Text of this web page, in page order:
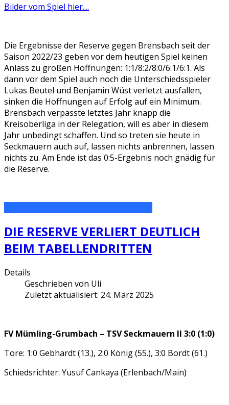
Bilder vom Spiel hier....
Die Ergebnisse der Reserve gegen Brensbach seit der
Saison 2022/23 geben vor dem heutigen Spiel keinen
Anlass zu großen Hoffnungen: 1:1/8:2/8:0/6:1/6:1. Als
dann vor dem Spiel auch noch die Unterschiedsspieler
Lukas Beutel und Benjamin Wüst verletzt ausfallen,
sinken die Hoffnungen auf Erfolg auf ein Minimum.
Brensbach verpasste letztes Jahr knapp die
Kreisoberliga in der Relegation, will es aber in diesem
Jahr unbedingt schaffen. Und so treten sie heute in
Seckmauern auch auf, lassen nichts anbrennen, lassen
nichts zu. Am Ende ist das 0:5-Ergebnis noch gnädig für
die Reserve.
DIE RESERVE VERLIERT DEUTLICH
BEIM TABELLENDRITTEN
Details
Geschrieben von Uli
Zuletzt aktualisiert: 24. März 2025
FV Mümling-Grumbach – TSV Seckmauern II 3:0 (1:0)
Tore: 1:0 Gebhardt (13.), 2:0 König (55.), 3:0 Bordt (61.)
Schiedsrichter: Yusuf Cankaya (Erlenbach/Main)